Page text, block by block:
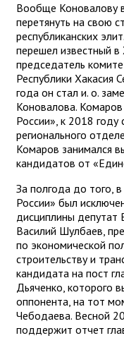
Вообще Коновалову
перетянуть на свою
республиканских
перешел известный в
председатель
Республики Хакасия
года он стал и. о.
Коновалова.
России», к 2018 году
регионального
Комаров занимался
кандидатов от
За полгода до того,
России» был
дисциплины депутат
Василий Шулбаев,
по экономической
строительству и
кандидата на пост
Дьяченко, которого
оппонента, на тот
Чебодаева. Весной
поддержит отчет